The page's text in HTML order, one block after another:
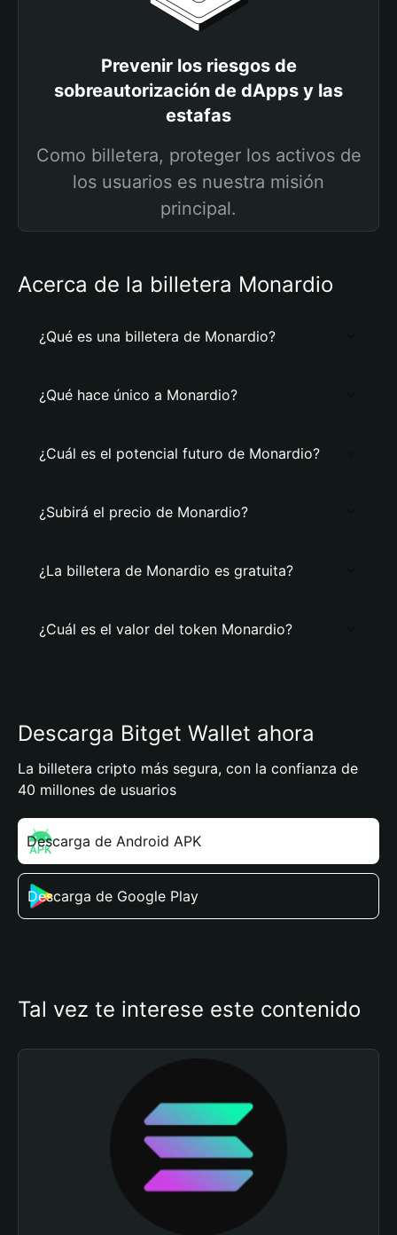
Prevenir los riesgos de
sobreautorización de dApps y las
estafas
Como billetera, proteger los activos de
los usuarios es nuestra misión
principal.
Acerca de la billetera Monardio
¿Qué es una billetera de Monardio?
¿Qué hace único a Monardio?
¿Cuál es el potencial futuro de Monardio?
¿Subirá el precio de Monardio?
¿La billetera de Monardio es gratuita?
¿Cuál es el valor del token Monardio?
Descarga Bitget Wallet ahora
La billetera cripto más segura, con la confianza de
40 millones de usuarios
Descarga de Android APK
Descarga de Google Play
Tal vez te interese este contenido